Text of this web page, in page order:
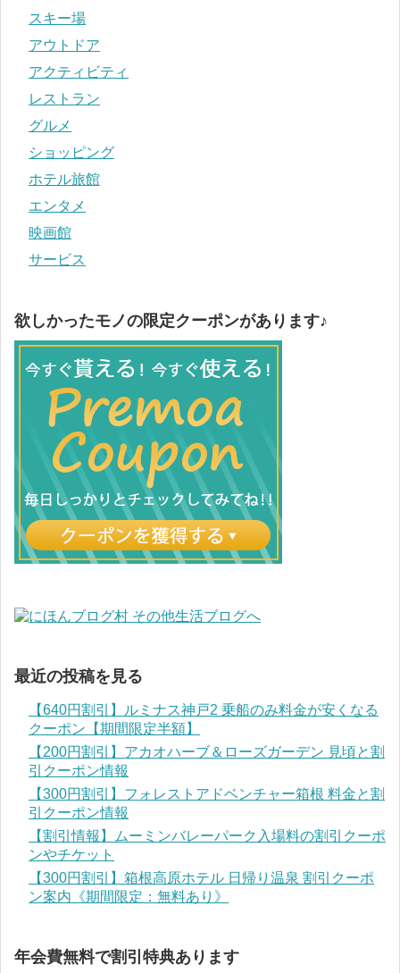
スキー場
アウトドア
アクティビティ
レストラン
グルメ
ショッピング
ホテル旅館
エンタメ
映画館
サービス
欲しかったモノの限定クーポンがあります♪
最近の投稿を見る
【640円割引】ルミナス神戸2 乗船のみ料金が安くなる
クーポン【期間限定半額】
【200円割引】アカオハーブ＆ローズガーデン 見頃と割
引クーポン情報
【300円割引】フォレストアドベンチャー箱根 料金と割
引クーポン情報
【割引情報】ムーミンバレーパーク入場料の割引クーポ
ンやチケット
【300円割引】箱根高原ホテル 日帰り温泉 割引クーポ
ン案内《期間限定：無料あり》
年会費無料で割引特典あります